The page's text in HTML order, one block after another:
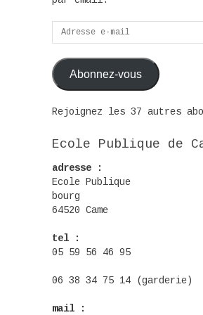
Adresse
e-
mail
Abonnez-vous
Rejoignez les 37 autres
Ecole Publique de
adresse :
Ecole Publique
bourg
64520 Came
tel :
05 59 56 46 95
06 38 34 75 14 (garderie)
mail :